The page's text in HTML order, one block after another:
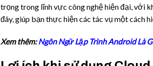
trọng trong lĩnh vực công nghệ hiện đại, với
đây, giúp bạn thực hiện các tác vụ một cách
Xem thêm: Ngôn Ngữ Lập Trình Android Là